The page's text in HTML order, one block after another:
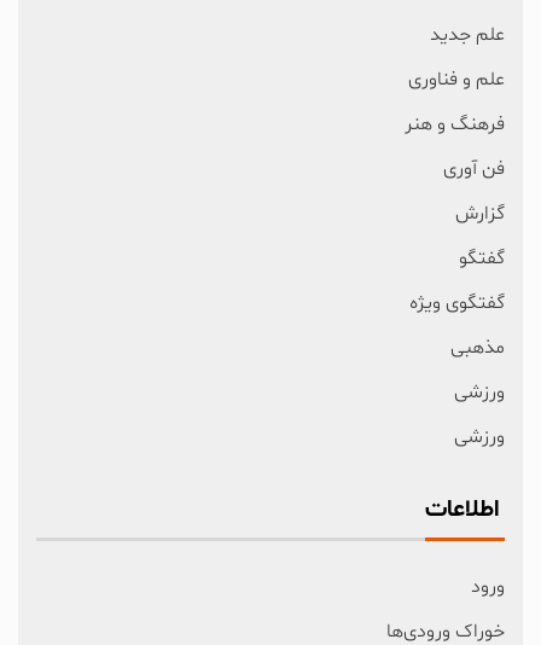
علم جدید
علم و فناوری
فرهنگ و هنر
فن آوری
گزارش
گفتگو
گفتگوی ویژه
مذهبی
ورزشی
ورزشی
اطلاعات
ورود
خوراک ورودی‌ها